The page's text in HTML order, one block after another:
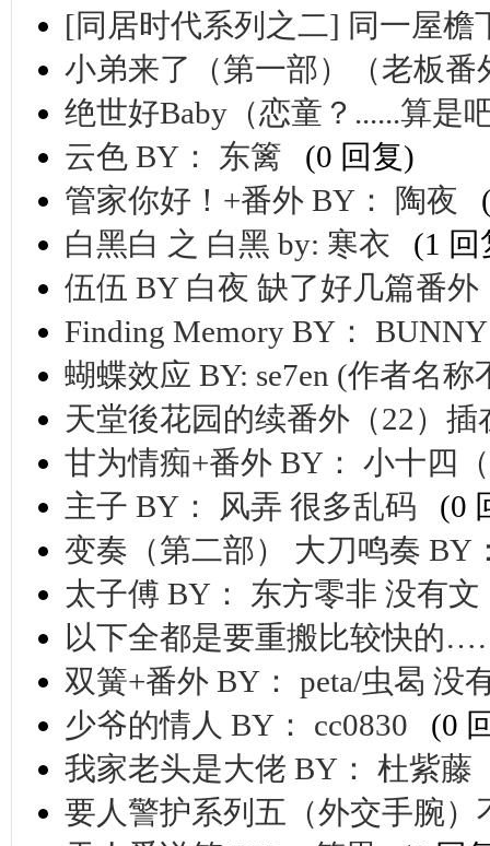
[同居时代系列之二] 同一屋檐
小弟来了（第一部）（老板番
绝世好Baby（恋童？......算是
云色 BY： 东篱
(0 回复)
管家你好！+番外 BY： 陶夜
白黑白 之 白黑 by: 寒衣
(1 回
伍伍 BY 白夜 缺了好几篇番外
Finding Memory BY：
蝴蝶效应 BY: se7en (作者名称
天堂後花园的续番外（22）
甘为情痴+番外 BY： 小十四
主子 BY： 风弄 很多乱码
(0
变奏（第二部） 大刀鸣奏 BY
太子傅 BY： 东方零非 没有文
以下全都是要重搬比较快的
双簧+番外 BY： peta/虫曷 没
少爷的情人 BY： cc0830
(0
我家老头是大佬 BY： 杜紫藤
要人警护系列五（外交手腕）